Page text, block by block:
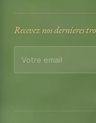
Recevez nos dernieres